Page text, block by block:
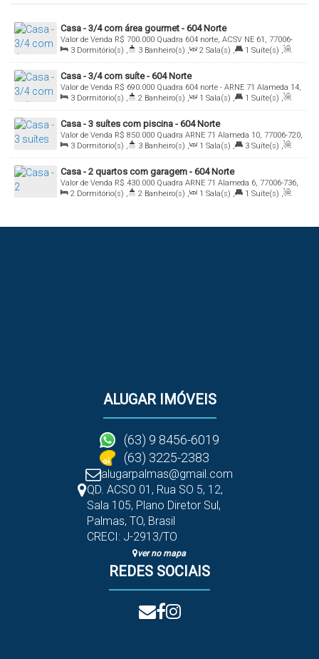
Casa - 3/4 com área gourmet - 604 Norte
R$ 700.000
Valor de Venda
Quadra 604 norte, ACSV NE 61, 77006-
578, Plano Diretor Norte, Palmas, Tocantins, Brasil
3 Dormitório(s) , 3 Banheiro(s) , 2 Sala(s) , 1 Suíte(s) ,
Total: 240.00m² , 2 Vaga(s)
Casa - 3/4 com suíte - 604 Norte
R$ 690.000
Valor de Venda
Quadra 604 norte - ARNE 71 Alameda 14,
77006-733, Plano Diretor Norte, Palmas, Tocantins, Brasil
3 Dormitório(s) , 2 Banheiro(s) , 1 Sala(s) , 1 Suíte(s) ,
Total: 250.00m² , 2 Vaga(s)
Casa - 3 suítes com piscina - 604 Norte
R$ 850.000
Valor de Venda
Quadra ARNE 71 Alameda 10, 77006-720,
Plano Diretor Norte, Palmas, Tocantins, Brasil
3 Dormitório(s) , 3 Banheiro(s) , 1 Sala(s) , 3 Suíte(s) ,
Total: 240.00m² , 2 Vaga(s)
Casa - 2 quartos com garagem - 604 Norte
R$ 430.000
Valor de Venda
Quadra ARNE 71 Alameda 6, 77006-736,
Plano Diretor Norte, Palmas, Tocantins, Brasil
2 Dormitório(s) , 2 Banheiro(s) , 1 Sala(s) , 1 Suíte(s) ,
ALUGAR IMÓVEIS
(63) 9 8456-6019
(63) 3225-2383
alugarpalmas@gmail.com
QD. ACSO 01, Rua SO 5, 12,
Sala 105, Plano Diretor Sul ,
Palmas, TO, Brasil
CRECI: J-2913/TO
ver no mapa
REDES SOCIAIS